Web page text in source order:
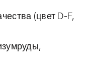
(цвет D-F,